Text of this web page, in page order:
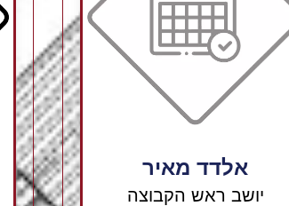
אלדד מאיר
יושב ראש הקבוצה